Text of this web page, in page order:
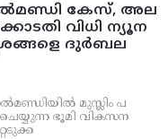
കേസ്, അല
വിധി ന്യൂന
ദുർബല
മുസ്ലിം പ
ചെയ്യുന്ന ഭൂമി വികസന